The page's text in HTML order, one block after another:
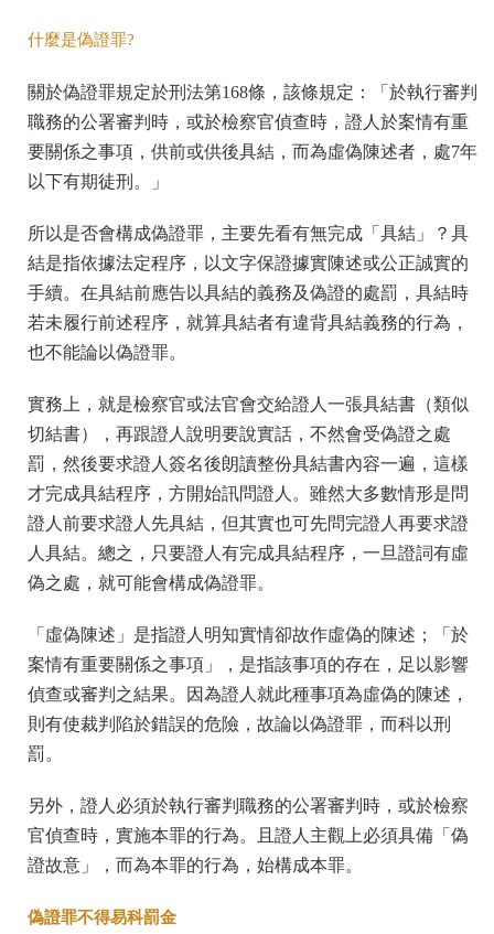
什麼是偽證罪?
關於偽證罪規定於刑法第168條，該條規定：「於執行審判
職務的公署審判時，或於檢察官偵查時，證人於案情有重
要關係之事項，供前或供後具結，而為虛偽陳述者，處7年
以下有期徒刑。」
所以是否會構成偽證罪，主要先看有無完成「具結」？具
結是指依據法定程序，以文字保證據實陳述或公正誠實的
手續。在具結前應告以具結的義務及偽證的處罰，具結時
若未履行前述程序，就算具結者有違背具結義務的行為，
也不能論以偽證罪。
實務上，就是檢察官或法官會交給證人一張具結書（類似
切結書），再跟證人說明要說實話，不然會受偽證之處
罰，然後要求證人簽名後朗讀整份具結書內容一遍，這樣
才完成具結程序，方開始訊問證人。雖然大多數情形是問
證人前要求證人先具結，但其實也可先問完證人再要求證
人具結。總之，只要證人有完成具結程序，一旦證詞有虛
偽之處，就可能會構成偽證罪。
「虛偽陳述」是指證人明知實情卻故作虛偽的陳述；「於
案情有重要關係之事項」，是指該事項的存在，足以影響
偵查或審判之結果。因為證人就此種事項為虛偽的陳述，
則有使裁判陷於錯誤的危險，故論以偽證罪，而科以刑
罰。
另外，證人必須於執行審判職務的公署審判時，或於檢察
官偵查時，實施本罪的行為。且證人主觀上必須具備「偽
證故意」，而為本罪的行為，始構成本罪。
偽證罪不得易科罰金